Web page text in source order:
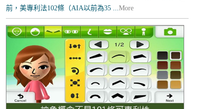
前，美專利法102條（AIA以前為35 ...More